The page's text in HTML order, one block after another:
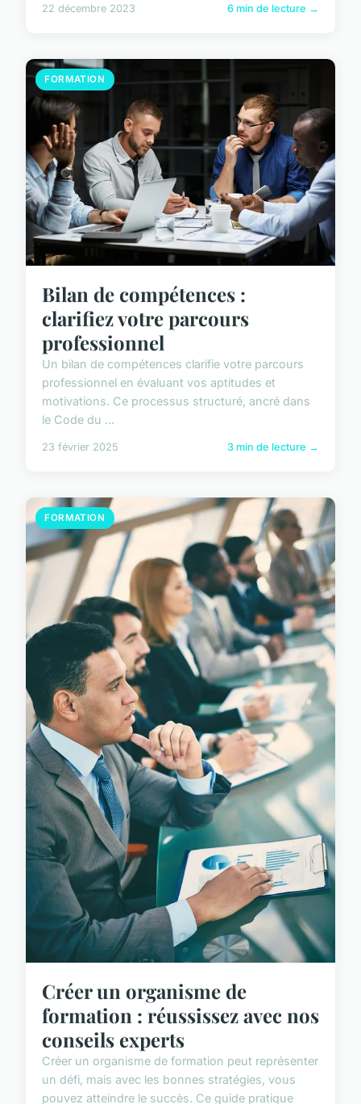
22 décembre 2023 6 min de lecture →
FORMATION
Bilan de compétences :
clarifiez votre parcours
professionnel
Un bilan de compétences clarifie votre parcours
professionnel en évaluant vos aptitudes et
motivations. Ce processus structuré, ancré dans
le Code du ...
23 février 2025 3 min de lecture →
FORMATION
Créer un organisme de
formation : réussissez avec nos
conseils experts
Créer un organisme de formation peut représenter
un défi, mais avec les bonnes stratégies, vous
pouvez atteindre le succès. Ce guide pratique